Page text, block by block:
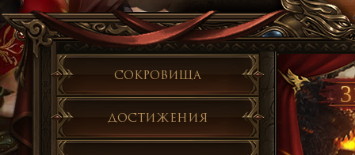
Сокровища
Достижения